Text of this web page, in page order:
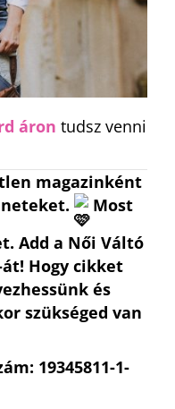
áron tudsz venni
magazinként
Most
Add a Női Váltó
Hogy cikket
és
szükséged van
19345811-1-